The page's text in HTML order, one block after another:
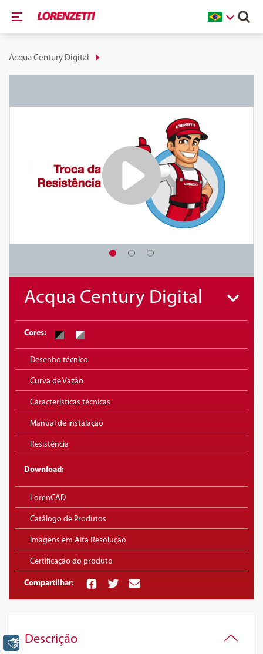
Acqua Century Digital
Acqua Century Digital
Cores:
Desenho técnico
Curva de Vazão
Características técnicas
Manual de instalação
Resistência
Download:
LorenCAD
Catálogo de Produtos
Imagens em Alta Resolução
Certificação do produto
Compartilhar:
Descrição
Libras